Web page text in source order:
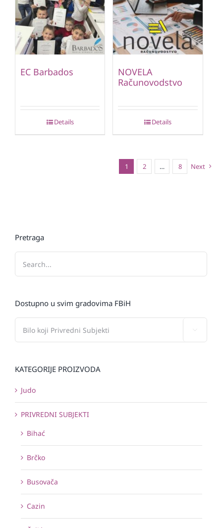
EC Barbados
Details
NOVELA
Računovodstvo
Details
1 2 … 8 Next
Pretraga
Dostupno u svim gradovima FBiH
KATEGORIJE PROIZVODA
Judo
PRIVREDNI SUBJEKTI
Bihać
Brčko
Busovača
Cazin